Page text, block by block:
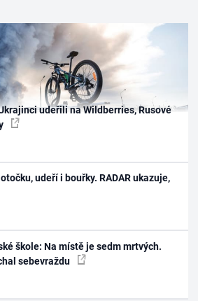
udeřili na Wildberries, Rusové
udeří i bouřky. RADAR ukazuje,
škole: Na místě je sedm mrtvých.
sebevraždu